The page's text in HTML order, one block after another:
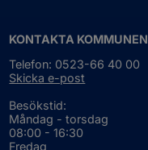
KONTAKTA KOMMUNEN
Telefon: 0523-66 40 00
Skicka e-post
Besökstid:
Måndag - torsdag
08:00 - 16:30
Fredag